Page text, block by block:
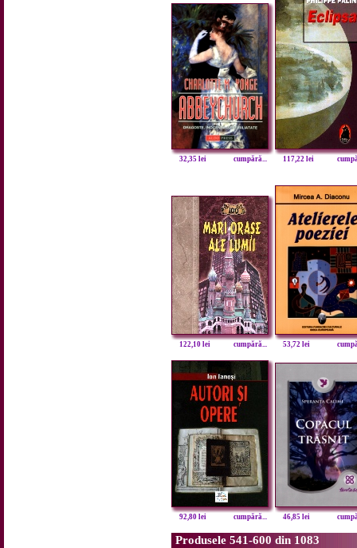
32,35 lei cumpără... 117,22 lei
122,10 lei cumpără... 53,72 lei
92,80 lei cumpără... 46,85 lei
Produsele 541-600 din 1083